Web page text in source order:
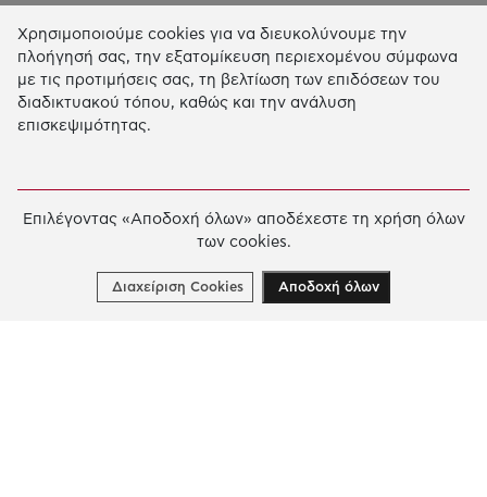
Η Δράση μας
ΕΚΠΑIΔΕΥΣΗ & ΑΝΑΠΤΥΞΗ ΔΕΞΙΟΤΗΤΩΝ
ΚΑΙΝΟΤΟΜΙΑ & ΒΙΩΣΙΜΗ ΑΝΑΠΤΥΞΗ
ΧΡΗΜΑΤΟΔΟΤΗΣΕΙΣ
Χρησιμοποιούμε cookies για να διευκολύνουμε την
πλοήγησή σας, την εξατομίκευση περιεχομένου σύμφωνα
με τις προτιμήσεις σας, τη βελτίωση των επιδόσεων του
διαδικτυακού τόπου, καθώς και την ανάλυση
επισκεψιμότητας.
Επιλέγοντας «Αποδοχή όλων» αποδέχεστε τη χρήση όλων
των cookies.
Διαχείριση Cookies Αποδοχή όλων